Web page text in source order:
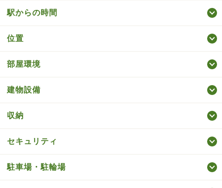
駅からの時間
位置
部屋環境
建物設備
収納
セキュリティ
駐車場・駐輪場